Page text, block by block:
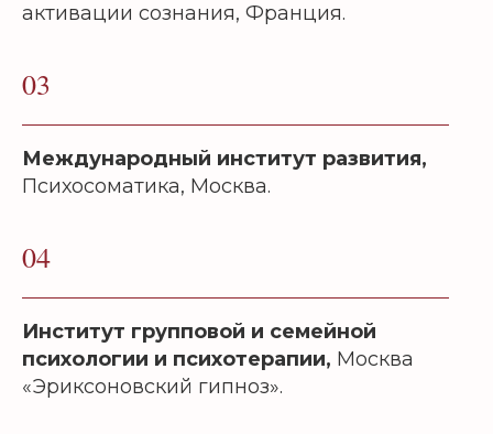
активации сознания, Франция.
03
Международный институт развития,
Психосоматика, Москва.
04
Институт групповой и семейной
психологии и психотерапии, Москва
«Эриксоновский гипноз».